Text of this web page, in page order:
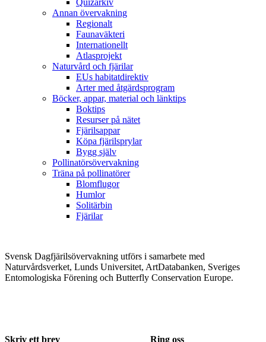
Annan övervakning
Regionalt
Faunaväkteri
Internationellt
Atlasprojekt
Naturvård och fjärilar
EUs habitatdirektiv
Arter med åtgärdsprogram
Böcker, appar, material och länktips
Boktips
Resurser på nätet
Fjärilsappar
Köpa fjärilsprylar
Bygg själv
Pollinatörsövervakning
Träna på pollinatörer
Blomflugor
Humlor
Solitärbin
Fjärilar
Svensk Dagfjärilsövervakning utförs i samarbete med
Naturvårdsverket, Lunds Universitet, ArtDatabanken, Sveriges
Entomologiska Förening och Butterfly Conservation Europe.
Skriv ett brev Ring oss